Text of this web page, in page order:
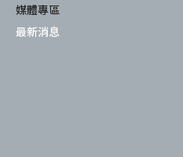
媒體專區
最新消息